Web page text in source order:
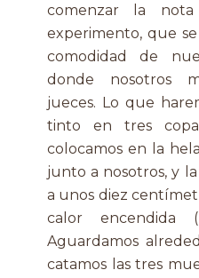
comenzar la
experimento, que
comodidad de
donde nosotros
jueces. Lo que
tinto en tres
colocamos en la
junto a nosotros, y
a unos diez
calor encendida
Aguardamos
catamos las tres